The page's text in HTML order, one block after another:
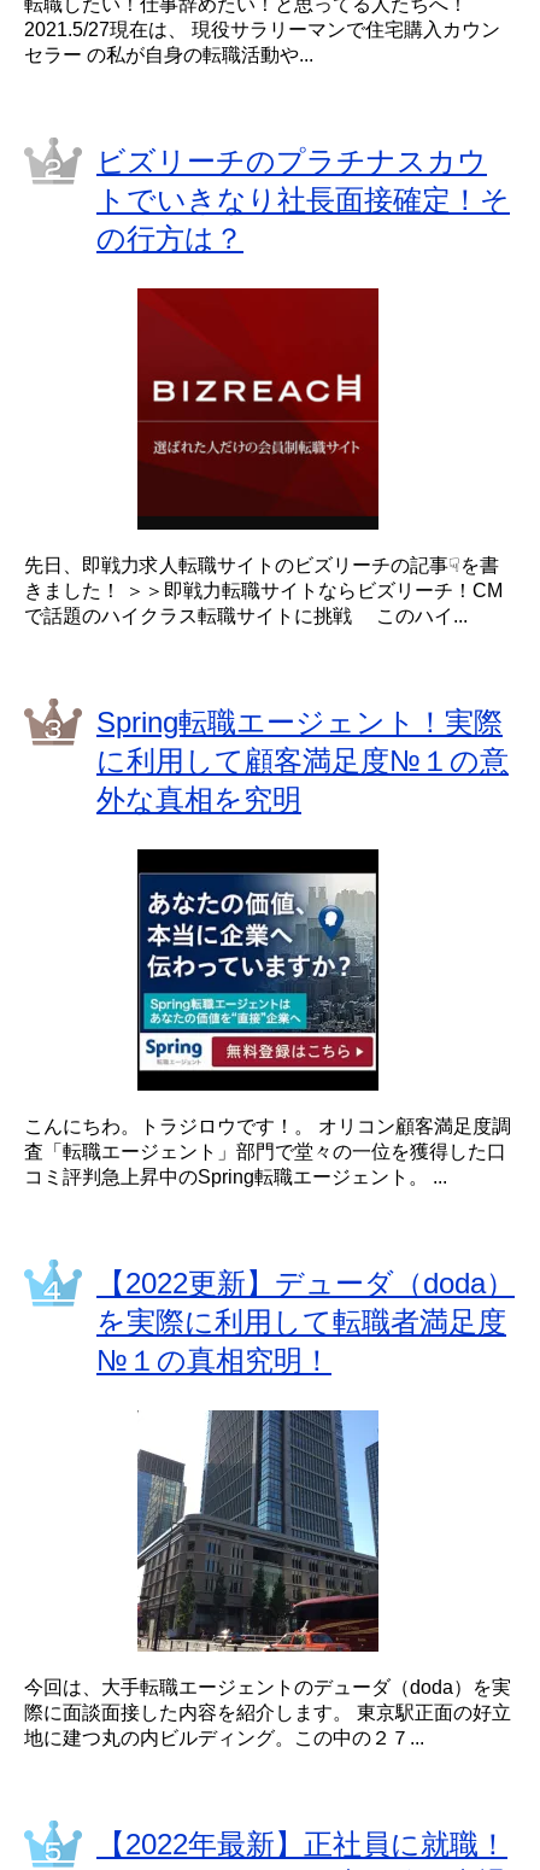
転職したい！仕事辞めたい！と思ってる人たちへ！
2021.5/27現在は、 現役サラリーマンで住宅購入カウン
セラー の私が自身の転職活動や...
ビズリーチのプラチナスカウ
トでいきなり社長面接確定！そ
の行方は？
先日、即戦力求人転職サイトのビズリーチの記事☟を書
きました！ ＞＞即戦力転職サイトならビズリーチ！CM
で話題のハイクラス転職サイトに挑戦 このハイ...
Spring転職エージェント！実際
に利用して顧客満足度№１の意
外な真相を究明
こんにちわ。トラジロウです！。 オリコン顧客満足度調
査「転職エージェント」部門で堂々の一位を獲得した口
コミ評判急上昇中のSpring転職エージェント。 ...
【2022更新】デューダ（doda）
を実際に利用して転職者満足度
№１の真相究明！
今回は、大手転職エージェントのデューダ（doda）を実
際に面談面接した内容を紹介します。 東京駅正面の好立
地に建つ丸の内ビルディング。この中の２７...
【2022年最新】正社員に就職！